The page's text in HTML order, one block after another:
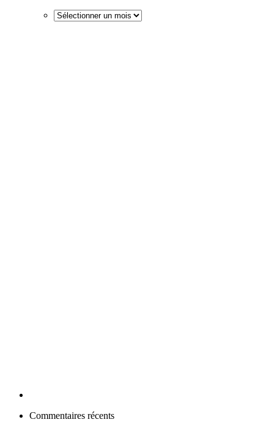
Commentaires récents